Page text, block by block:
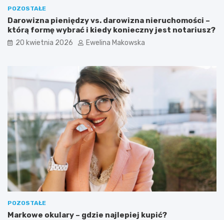
s
e
d
l
o
i
s
k
a
i
d
o
m
o
w
e
z
n
y
i
c
n
y
s
p
o
s
ó
b
?
POZOSTAŁE
Darowizna pieniędzy vs. darowizna nieruchomości –
którą formę wybrać i kiedy konieczny jest notariusz?
20 kwietnia 2026 Ewelina Makowska
POZOSTAŁE
Markowe okulary – gdzie najlepiej kupić?